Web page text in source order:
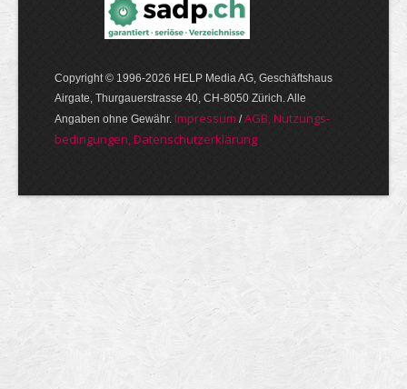
Copyright © 1996-2026 HELP Media AG, Geschäftshaus
Airgate, Thurgauer­strasse 40, CH-8050 Zürich. Alle
Angaben ohne Gewähr. Im­pres­sum /AGB, Nut­zungs­
bedin­gungen, Daten­schutz­er­klärung